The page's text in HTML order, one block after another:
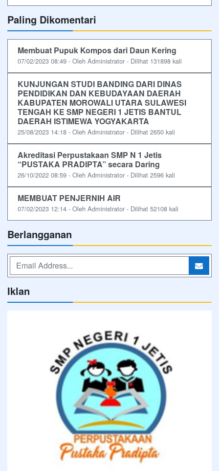
Paling Dikomentari
Membuat Pupuk Kompos dari Daun Kering
07/02/2023 08:49 - Oleh Administrator - Dilihat 131898 kali
KUNJUNGAN STUDI BANDING DARI DINAS
PENDIDIKAN DAN KEBUDAYAAN DAERAH
KABUPATEN MOROWALI UTARA SULAWESI
TENGAH KE SMP NEGERI 1 JETIS BANTUL
DAERAH ISTIMEWA YOGYAKARTA
25/08/2023 14:18 - Oleh Administrator - Dilihat 2650 kali
Akreditasi Perpustakaan SMP N 1 Jetis
“PUSTAKA PRADIPTA” secara Daring
26/10/2022 08:59 - Oleh Administrator - Dilihat 2596 kali
MEMBUAT PENJERNIH AIR
07/02/2023 12:14 - Oleh Administrator - Dilihat 52108 kali
Berlangganan
Iklan